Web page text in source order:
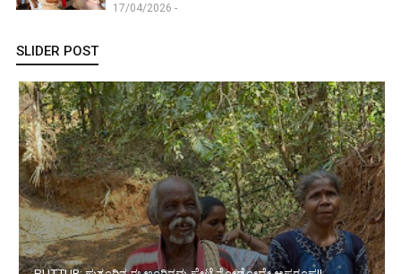
17/04/2026 -
SLIDER POST